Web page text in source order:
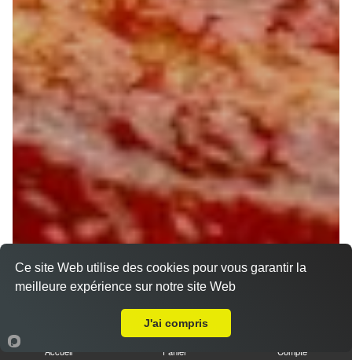
Accueil Panier Compte
Ce site Web utilise des cookies pour vous garantir la
meilleure expérience sur notre site Web
J'ai compris